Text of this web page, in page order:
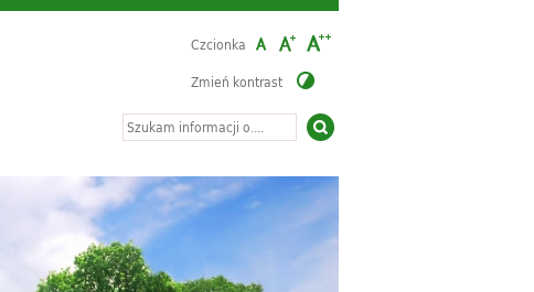
Czcionka
Zmień kontrast